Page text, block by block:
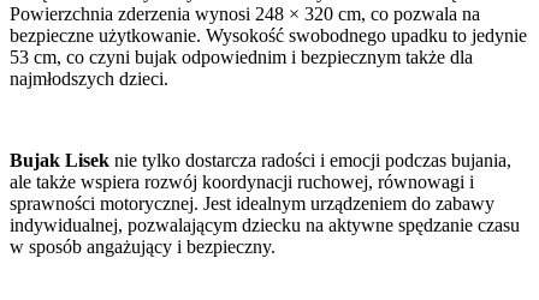
Powierzchnia zderzenia wynosi 248 × 320 cm, co pozwala na
bezpieczne użytkowanie. Wysokość swobodnego upadku to jedynie
53 cm, co czyni bujak odpowiednim i bezpiecznym także dla
najmłodszych dzieci.
Bujak Lisek nie tylko dostarcza radości i emocji podczas bujania,
ale także wspiera rozwój koordynacji ruchowej, równowagi i
sprawności motorycznej. Jest idealnym urządzeniem do zabawy
indywidualnej, pozwalającym dziecku na aktywne spędzanie czasu
w sposób angażujący i bezpieczny.